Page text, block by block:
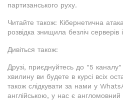
партизанського руху.
Читайте також: Кібернетична
розвідка знищила безліч серверів
Дивіться також:
Друзі, приєднуйтесь до "5
хвилину ви будете в курсі всіх
також слідкувати за нами у
англійською, у нас є